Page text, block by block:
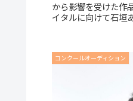
から影響を受けた作
イタルに向けて石垣
コンクールオーディション